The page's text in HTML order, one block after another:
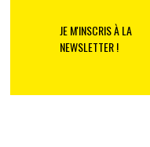
JE M'INSCRIS À LA
NEWSLETTER !